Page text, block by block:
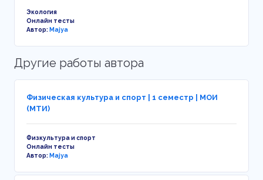
Экология
Онлайн тесты
Автор:Majya
Другие работы автора
Физическая культура и спорт | 1 семестр | МОИ
(МТИ)
Физкультура и спорт
Онлайн тесты
Автор:Majya